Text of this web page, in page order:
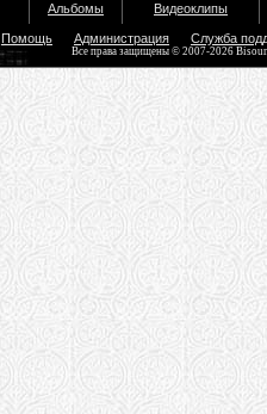
Альбомы Видеоклипы
Помощь Администрация Служба
Все права защищены © 2007-2026